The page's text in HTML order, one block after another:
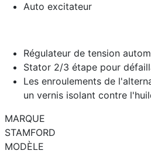
Auto excitateur
Régulateur de tension
Stator 2/3 étape pour
Les enroulements de
un vernis isolant contre
MARQUE
STAMFORD
MODÈLE